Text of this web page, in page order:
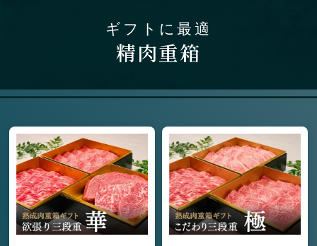
ギフトに最適
精肉重箱